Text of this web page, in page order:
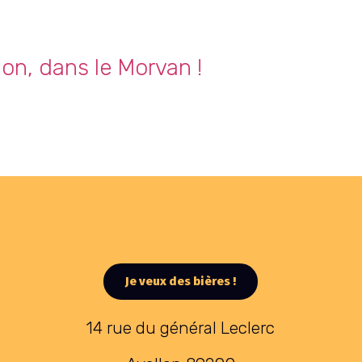
dans le Morvan !
Je veux des bières !
14 rue du général Leclerc